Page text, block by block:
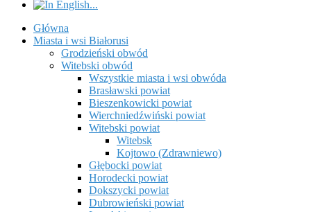
Główna
Miasta i wsi Białorusi
Grodzieński obwód
Witebski obwód
Wszystkie miasta i wsi obwóda
Brasławski powiat
Bieszenkowicki powiat
Wierchniedźwiński powiat
Witebski powiat
Witebsk
Kojtowo (Zdrawniewo)
Głębocki powiat
Horodecki powiat
Dokszycki powiat
Dubrowieński powiat